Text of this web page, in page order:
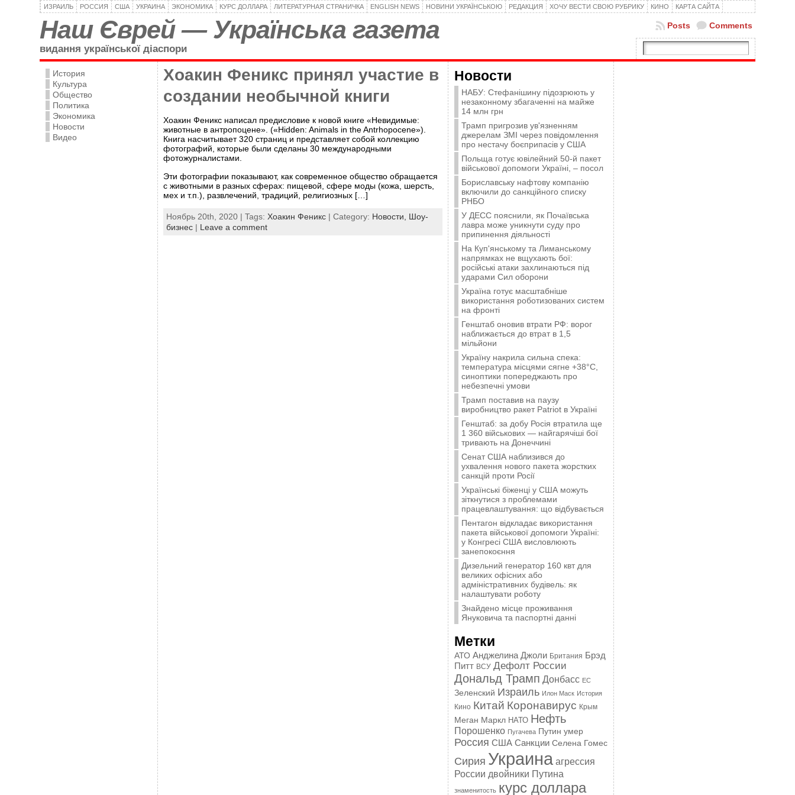
ИЗРАИЛЬ РОССИЯ США УКРАИНА ЭКОНОМИКА КУРС ДОЛЛАРА ЛИТЕРАТУРНАЯ СТРАНИЧКА ENGLISH NEWS НОВИНИ УКРАЇНСЬКОЮ РЕДАКЦИЯ ХОЧУ ВЕСТИ СВОЮ РУБРИКУ КИНО КАРТА САЙТА
Наш Єврей — Українська газета
видання української діаспори
Comments
Posts
История
Культура
Общество
Политика
Экономика
Новости
Видео
Хоакин Феникс принял участие в
создании необычной книги
Хоакин Феникс написал предисловие к новой книге «Невидимые:
животные в антропоцене». («Hidden: Animals in the Antrhopocene»).
Книга насчитывает 320 страниц и представляет собой коллекцию
фотографий, которые были сделаны 30 международными
фотожурналистами.
Эти фотографии показывают, как современное общество обращается
с животными в разных сферах: пищевой, сфере моды (кожа, шерсть,
мех и т.п.), развлечений, традиций, религиозных […]
Ноябрь 20th, 2020 | Tags: Хоакин Феникс | Category: Новости, Шоу-
бизнес | Leave a comment
Новости
НАБУ: Стефанішину підозрюють у
незаконному збагаченні на майже
14 млн грн
Трамп пригрозив ув'язненням
джерелам ЗМІ через повідомлення
про нестачу боєприпасів у США
Польща готує ювілейний 50-й пакет
військової допомоги Україні, – посол
Бориславську нафтову компанію
включили до санкційного списку
РНБО
У ДЕСС пояснили, як Почаївська
лавра може уникнути суду про
припинення діяльності
На Куп'янському та Лиманському
напрямках не вщухають бої:
російські атаки захлинаються під
ударами Сил оборони
Україна готує масштабніше
використання роботизованих систем
на фронті
Генштаб оновив втрати РФ: ворог
наближається до втрат в 1,5
мільйони
Україну накрила сильна спека:
температура місцями сягне +38°C,
синоптики попереджають про
небезпечні умови
Трамп поставив на паузу
виробництво ракет Patriot в Україні
Генштаб: за добу Росія втратила ще
1 360 військових — найгарячіші бої
тривають на Донеччині
Сенат США наблизився до
ухвалення нового пакета жорстких
санкцій проти Росії
Українські біженці у США можуть
зіткнутися з проблемами
працевлаштування: що відбувається
Пентагон відкладає використання
пакета військової допомоги Україні:
у Конгресі США висловлюють
занепокоєння
Дизельний генератор 160 квт для
великих офісних або
адміністративних будівель: як
налаштувати роботу
Знайдено місце проживання
Януковича та паспортні данні
Метки
АТО Анджелина Джоли Британия Брэд
Питт ВСУ Дефолт России
Дональд Трамп Донбасс ЕС
Зеленский Израиль Илон Маск История
Кино Китай Коронавирус Крым
Меган Маркл НАТО Нефть
Порошенко Пугачева Путин умер
Россия США Санкции Селена Гомес
Сирия Украина агрессия
России двойники Путина
знаменитость курс доллара